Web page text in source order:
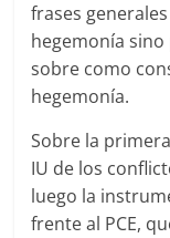
frases
hegemonía sino
sobre como
hegemonía.
Sobre la
IU de los
luego la
frente al PCE,